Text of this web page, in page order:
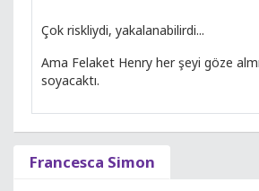
Çok riskliydi, yakalanabilirdi...
Ama Felaket Henry her şeyi göze
soyacaktı.
Francesca Simon